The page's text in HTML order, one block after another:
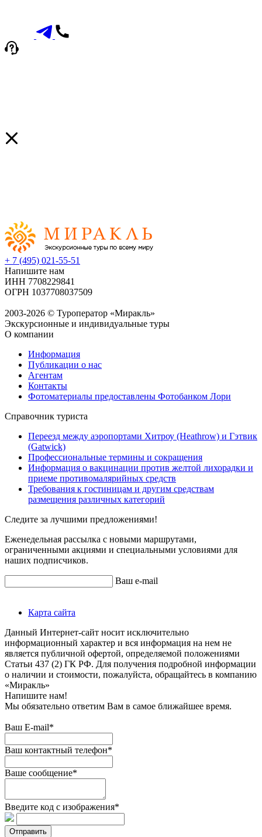
+ 7 (495) 021-55-51
Напишите нам
ИНН 7708229841
ОГРН 1037708037509
2003-2026 © Туроператор «Миракль»
Экскурсионные и индивидуальные туры
О компании
Информация
Публикации о нас
Агентам
Контакты
Фотоматериалы предоставлены Фотобанком Лори
Справочник туриста
Переезд между аэропортами Хитроу (Heathrow) и Гэтвик
(Gatwick)
Профессиональные термины и сокращения
Информация о вакцинации против желтой лихорадки и
приеме противомалярийных средств
Требования к гостиницам и другим средствам
размещения различных категорий
Следите за лучшими предложениями!
Еженедельная рассылка с новыми маршрутами,
ограниченными акциями и специальными условиями для
наших подписчиков.
Ваш e-mail
Карта сайта
Данный Интернет-сайт носит исключительно
информационный характер и вся информация на нем не
является публичной офертой, определяемой положениями
Статьи 437 (2) ГК РФ. Для получения подробной информации
о наличии и стоимости, пожалуйста, обращайтесь в компанию
«Миракль»
Напишите нам!
Мы обязательно ответим Вам в самое ближайшее время.
Ваш E-mail*
Ваш контактный телефон*
Ваше сообщение*
Введите код с изображения*
Отправить